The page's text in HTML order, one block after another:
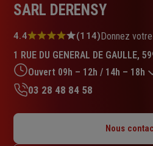
SARL DERENSY
Note
4.4
sur
5
étoiles
4.4 (114)Donnez
1 RUE DU GENERAL DE GAULLE,
Ouvert 09h – 12h / 14h – 18h
Mardi : 09h – 12h / 14h – 18h
03 28 48 84 58
Nous